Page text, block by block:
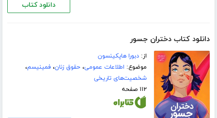
دانلود کتاب
دانلود کتاب دختران جسور
از:دبورا هاپکینسون
موضوع: اطلاعات عمومی،حقوق زنان،فمینیسم،
شخصیت‌های تاریخی
۱۱۲ صفحه